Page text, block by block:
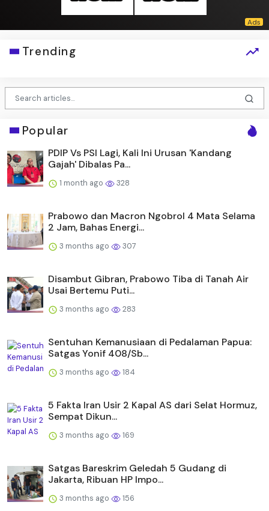
Trending
Popular
PDIP Vs PSI Lagi, Kali Ini Urusan 'Kandang
Gajah' Dibalas Pa...
1 month ago 328
Prabowo dan Macron Ngobrol 4 Mata Selama
2 Jam, Bahas Energi...
3 months ago 307
Disambut Gibran, Prabowo Tiba di Tanah Air
Usai Bertemu Puti...
3 months ago 283
Sentuhan Kemanusiaan di Pedalaman Papua:
Satgas Yonif 408/Sb...
3 months ago 184
5 Fakta Iran Usir 2 Kapal AS dari Selat Hormuz,
Sempat Dikun...
3 months ago 169
Satgas Bareskrim Geledah 5 Gudang di
Jakarta, Ribuan HP Impo...
3 months ago 156